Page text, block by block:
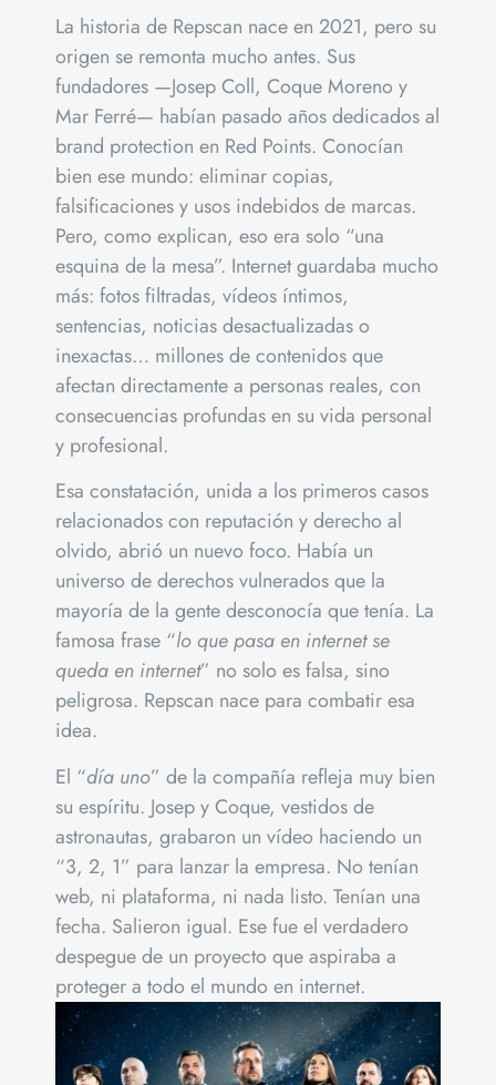
La historia de Repscan nace en 2021, pero su
origen se remonta mucho antes. Sus
fundadores —Josep Coll, Coque Moreno y
Mar Ferré— habían pasado años dedicados al
brand protection en Red Points. Conocían
bien ese mundo: eliminar copias,
falsificaciones y usos indebidos de marcas.
Pero, como explican, eso era solo “una
esquina de la mesa”. Internet guardaba mucho
más: fotos filtradas, vídeos íntimos,
sentencias, noticias desactualizadas o
inexactas… millones de contenidos que
afectan directamente a personas reales, con
consecuencias profundas en su vida personal
y profesional.
Esa constatación, unida a los primeros casos
relacionados con reputación y derecho al
olvido, abrió un nuevo foco. Había un
universo de derechos vulnerados que la
mayoría de la gente desconocía que tenía. La
famosa frase “lo que pasa en internet se
queda en internet” no solo es falsa, sino
peligrosa. Repscan nace para combatir esa
idea.
El “día uno” de la compañía refleja muy bien
su espíritu. Josep y Coque, vestidos de
astronautas, grabaron un vídeo haciendo un
“3, 2, 1” para lanzar la empresa. No tenían
web, ni plataforma, ni nada listo. Tenían una
fecha. Salieron igual. Ese fue el verdadero
despegue de un proyecto que aspiraba a
proteger a todo el mundo en internet.